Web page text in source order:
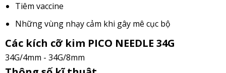
Tiêm vaccine
Những vùng nhạy cảm khi gây mê cục bộ
Các kích cỡ kim PICO NEEDLE 34G
34G/4mm - 34G/8mm